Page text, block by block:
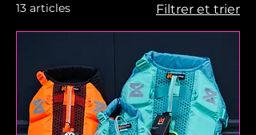
13 articles Filtrer et trier